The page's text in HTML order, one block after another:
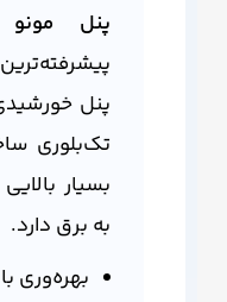
پنل مونو
پنل
تک‌بلوری
بسیار
به برق دارد.
بهره‌وری